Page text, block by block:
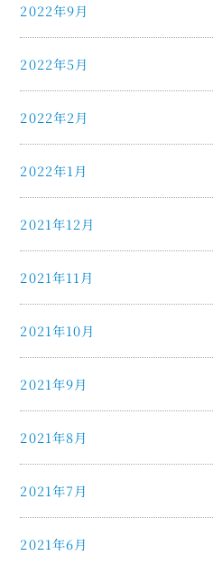
2022年9月
2022年5月
2022年2月
2022年1月
2021年12月
2021年11月
2021年10月
2021年9月
2021年8月
2021年7月
2021年6月